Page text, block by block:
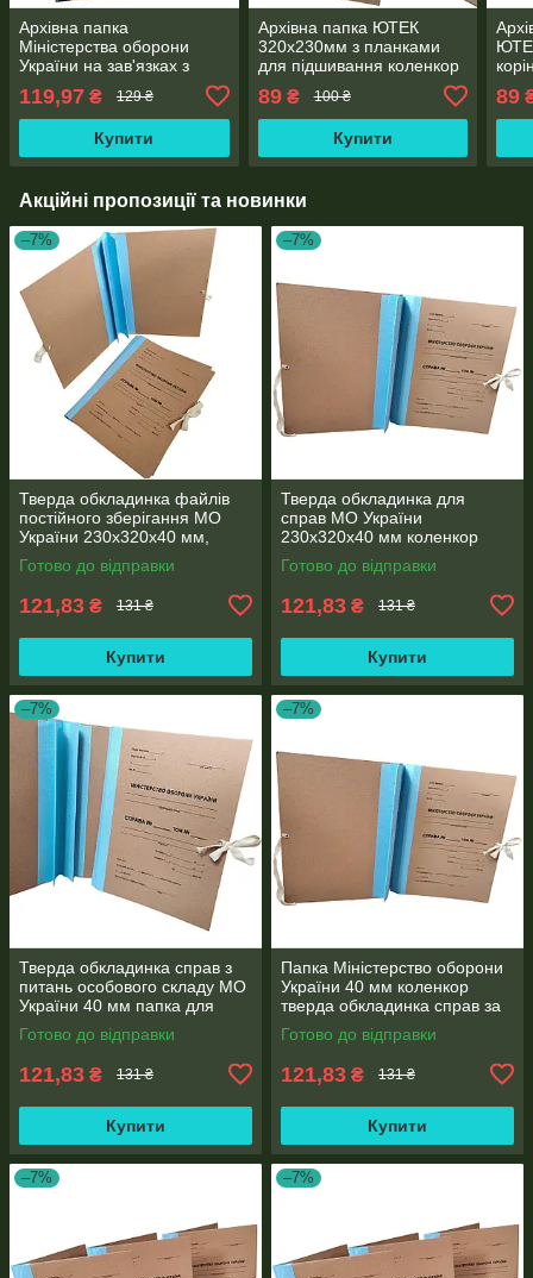
Архівна папка
Міністерства оборони
України на зав'язках з
сторінкою, ф. А4, корінець
40мм
119,97 ₴ 129 ₴
Купити
Архівна папка ЮТЕК
320х230мм з планками
для підшивання коленкор
сторінки А4
89₴ 100 ₴
Купити
89
Акційні пропозиції та новинки
–7%
Тверда обкладинка файлів
постійного зберігання МО
України 230х320х40 мм,
подвійний клапан
Готово до відправки
121,83 ₴ 131 ₴
Купити
–7%
Тверда обкладинка для
справ МО України
230x320x40 мм коленкор
тривале зберігання
документів
Готово до відправки
121,83 ₴ 131 ₴
Купити
–7%
Тверда обкладинка справ з
питань особового складу МО
України 40 мм папка для
зберігання документів
Готово до відправки
121,83 ₴ 131 ₴
Купити
–7%
Папка Міністерство оборони
України 40 мм коленкор
тверда обкладинка справ за
особовим складом клапан
Готово до відправки
121,83 ₴ 131 ₴
Купити
–7% –7%